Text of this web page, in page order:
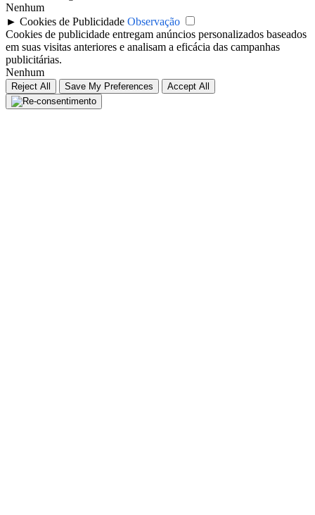
Nenhum
► Cookies de Publicidade Observação
Cookies de publicidade entregam anúncios personalizados baseados
em suas visitas anteriores e analisam a eficácia das campanhas
publicitárias.
Nenhum
Reject All Save My Preferences Accept All